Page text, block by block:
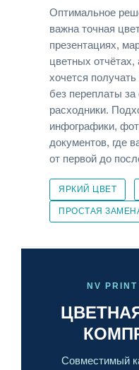
Оптимальное
важна точная
презентациях,
цветных
хочется получать
без переплаты за
расходники.
инфографики,
документов, где
от первой до
ЯРКИЙ ЦВЕТ
ПРОСТАЯ
NV PRINT
Совместимый